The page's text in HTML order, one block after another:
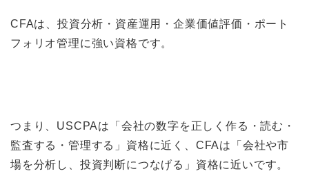
CFAは、投資分析・資産運用・企業価値評価・ポート
フォリオ管理に強い資格です。
つまり、USCPAは「会社の数字を正しく作る・読む・
監査する・管理する」資格に近く、CFAは「会社や市
場を分析し、投資判断につなげる」資格に近いです。